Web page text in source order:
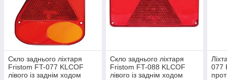
Скло заднього ліхтаря
Fristom FT-077 KLCOF
лівого із заднім ходом
Скло заднього ліхтаря
Fristom FT-088 KLCOF
лівого із заднім ходом
077